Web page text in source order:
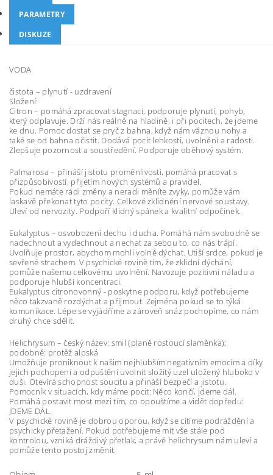
PARAMETRY
DISKUZE
VODA
čistota – plynutí - uzdravení
Složení:
Citron – pomáhá zpracovat stagnaci, podporuje plynutí, pohyb,
který odplavuje. Drží nás reálně na hladině, i při pocitech, že jdeme
ke dnu. Pomoc dostat se pryč z bahna, když nám váznou nohy a
také se od bahna očistit. Dodává pocit lehkosti, uvolnění a radosti.
Zlepšuje pozornost a soustředění. Podporuje oběhový systém.
Palmarosa – přináší jistotu proměnlivosti, pomáhá pracovat s
přizpůsobivostí, přijetím nových systémů a pravidel.
Pokud nemáte rádi změny a neradi měníte zvyky, pomůže vám
laskavě překonat tyto pocity. Celkové zklidnění nervové soustavy.
Uleví od nervozity. Podpoří klidný spánek a kvalitní odpočinek.
Eukalyptus – osvobození dechu i ducha. Pomáhá nám svobodně se
nadechnout a vydechnout a nechat za sebou to, co nás trápí.
Uvolňuje prostor, abychom mohli volně dýchat. Utiší srdce, pokud je
sevřené strachem. V psychické rovině tím, že zklidní dýchání,
pomůže našemu celkovému uvolnění. Navozuje pozitivní náladu a
podporuje hlubší koncentraci.
Eukalyptus citronovonný - poskytne podporu, když potřebujeme
něco takzvaně rozdýchat a přijmout. Zejména pokud se to týká
komunikace. Lépe se vyjádříme a zároveň snáz pochopíme, co nám
druhý chce sdělit.
Helichrysum – český název: smil (planě rostoucí slaměnka);
podobně: protěž alpská
Umožňuje proniknout k našim nejhlubším negativním emocím a díky
jejich pochopení a odpuštění uvolnit složitý uzel uložený hluboko v
duši. Otevírá schopnost soucitu a přináší bezpečí a jistotu.
Pomocník v situacích, kdy máme pocit: Něco končí, jdeme dál.
Pomáhá postavit most mezi tím, co opouštíme a vidět dopředu:
JDEME DÁL.
V psychické rovině je dobrou oporou, když se cítíme podráždění a
psychicky přetažení. Pokud potřebujeme mít vše stále pod
kontrolou, vzniká dráždivý přetlak, a právě helichrysum nám uleví a
pomůže tento postoj změnit.